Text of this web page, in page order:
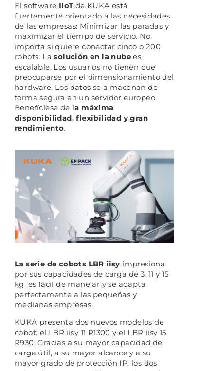
El software IIoTde KUKA está
fuertemente orientado a las necesidades
de las empresas: Minimizar las paradas y
maximizar el tiempo de servicio. No
importa si quiere conectar cinco o 200
robots: Lasolución en la nube es
escalable. Los usuarios no tienen que
preocuparse por el dimensionamiento del
hardware. Los datos se almacenan de
forma segura en un servidor europeo.
Benefíciese de la máxima
disponibilidad, flexibilidad y gran
rendimiento.
La serie de cobots LBR iisy impresiona
por sus capacidades de carga de 3, 11 y 15
kg, es fácil de manejar y se adapta
perfectamente a las pequeñas y
medianas empresas.
KUKA presenta dos nuevos modelos de
cobot: el LBR iisy 11 R1300 y el LBR iisy 15
R930. Gracias a su mayor capacidad de
carga útil, a su mayor alcance y a su
mayor grado de protección IP, los dos